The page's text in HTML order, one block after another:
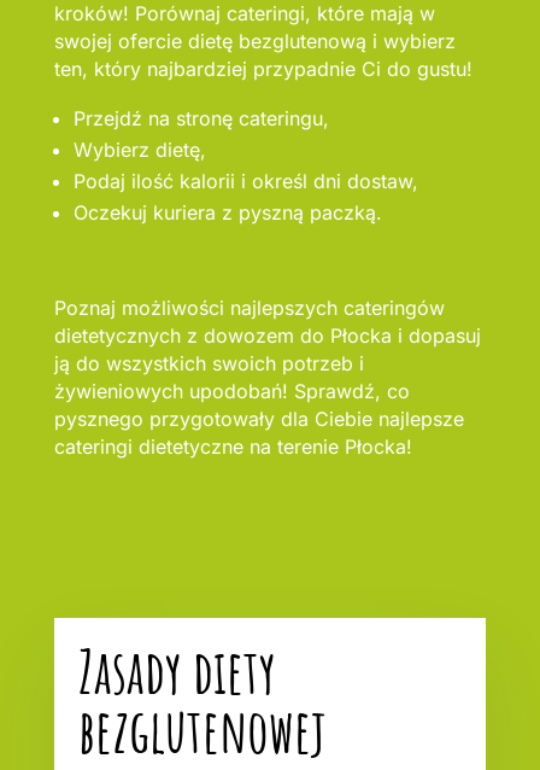
kroków! Porównaj cateringi, które mają w
swojej ofercie dietę bezglutenową i wybierz
ten, który najbardziej przypadnie Ci do gustu!
Przejdź na stronę cateringu,
Wybierz dietę,
Podaj ilość kalorii i określ dni dostaw,
Oczekuj kuriera z pyszną paczką.
Poznaj możliwości najlepszych cateringów
dietetycznych z dowozem do Płocka i dopasuj
ją do wszystkich swoich potrzeb i
żywieniowych upodobań! Sprawdź, co
pysznego przygotowały dla Ciebie najlepsze
cateringi dietetyczne na terenie Płocka!
Zasady diety
bezglutenowej